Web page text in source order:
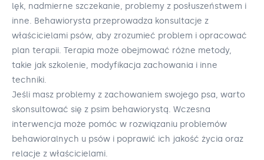
lęk, nadmierne szczekanie, problemy z posłuszeństwem i
inne. Behawiorysta przeprowadza konsultacje z
właścicielami psów, aby zrozumieć problem i opracować
plan terapii. Terapia może obejmować różne metody,
takie jak szkolenie, modyfikacja zachowania i inne
techniki.
Jeśli masz problemy z zachowaniem swojego psa, warto
skonsultować się z psim behawiorystą. Wczesna
interwencja może pomóc w rozwiązaniu problemów
behawioralnych u psów i poprawić ich jakość życia oraz
relacje z właścicielami.